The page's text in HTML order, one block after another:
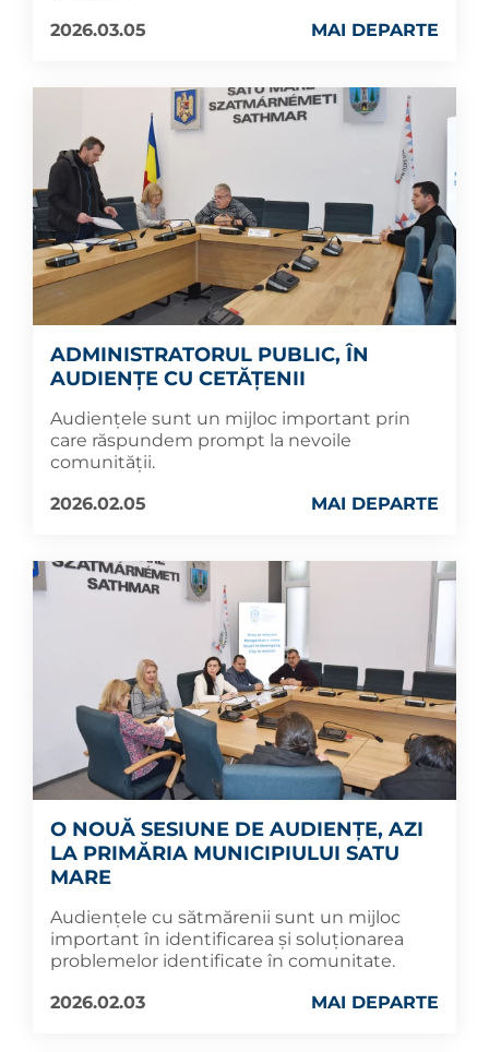
2026.03.05
MAI DEPARTE
ADMINISTRATORUL PUBLIC, ÎN
AUDIENȚE CU CETĂȚENII
Audiențele sunt un mijloc important prin
care răspundem prompt la nevoile
comunității.
2026.02.05
MAI DEPARTE
O NOUĂ SESIUNE DE AUDIENȚE, AZI
LA PRIMĂRIA MUNICIPIULUI SATU
MARE
Audiențele cu sătmărenii sunt un mijloc
important în identificarea și soluționarea
problemelor identificate în comunitate.
2026.02.03
MAI DEPARTE